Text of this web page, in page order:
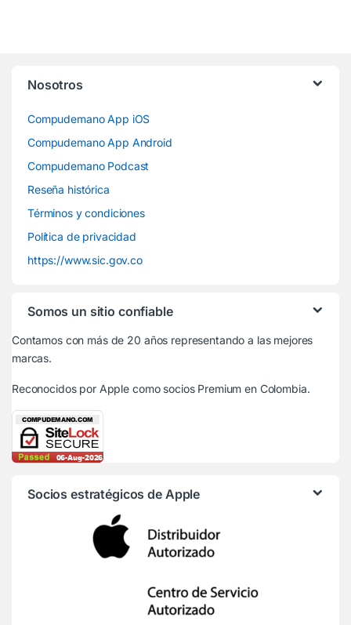
Nosotros
Compudemano App iOS
Compudemano App Android
Compudemano Podcast
Reseña histórica
Términos y condiciones
Política de privacidad
https://www.sic.gov.co
Somos un sitio confiable
Contamos con más de 20 años representando a las mejores
marcas.
Reconocidos por Apple como socios Premium en Colombia.
Socios estratégicos de Apple